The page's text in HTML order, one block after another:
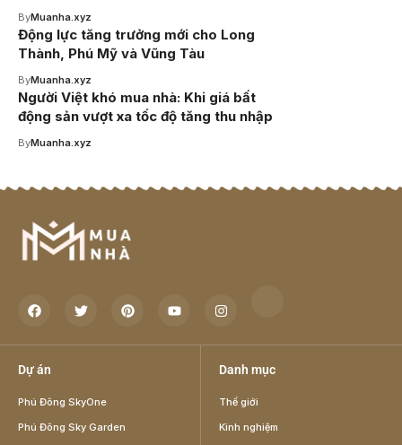
ByMuanha.xyz
Động lực tăng trưởng mới cho Long
Thành, Phú Mỹ và Vũng Tàu
ByMuanha.xyz
Người Việt khó mua nhà: Khi giá bất
động sản vượt xa tốc độ tăng thu nhập
ByMuanha.xyz
Dự án
Phú Đông SkyOne
Phú Đông Sky Garden
Danh mục
Thế giới
Kinh nghiệm